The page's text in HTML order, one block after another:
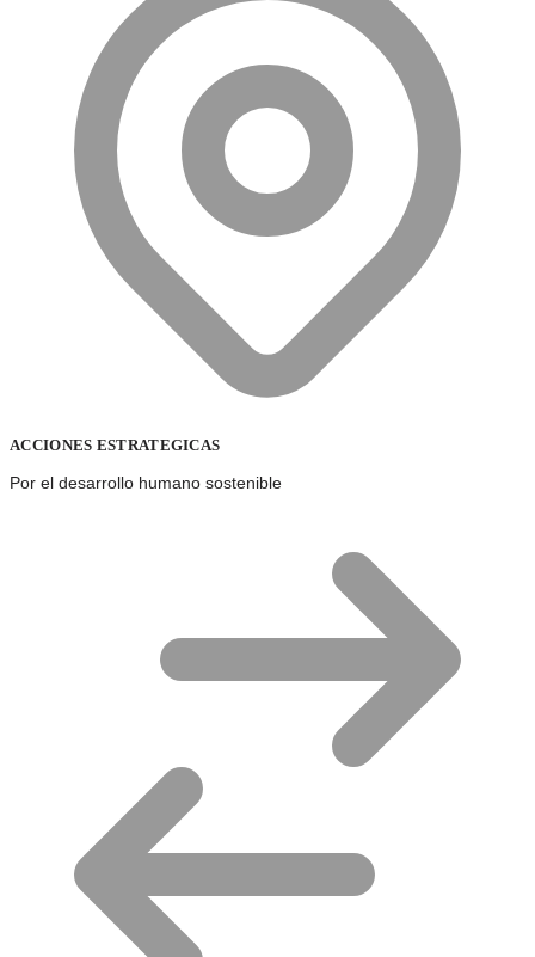
ACCIONES ESTRATEGICAS
Por el desarrollo humano sostenible